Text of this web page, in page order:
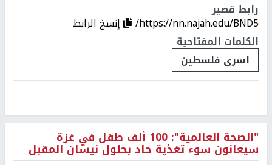
رابط قصير
https://nn.najah.edu/BND5/
إنسخ الرابط
الكلمات المفتاحية
اسرى فلسطين
"الصحة العالمية": 100 ألف طفل في غزة
سيعانون سوء تغذية حاد بحلول نيسان المقبل